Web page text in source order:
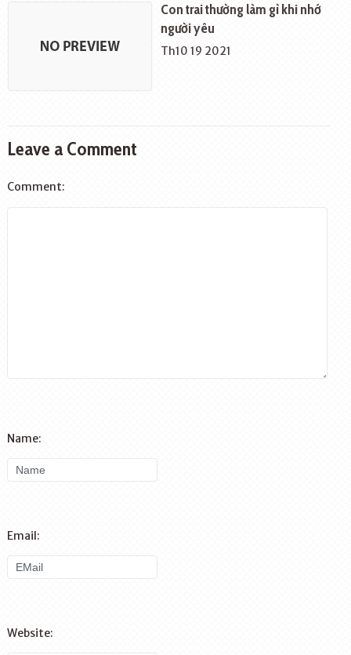
Con trai thường làm gì khi nhớ
người yêu
Th10 19 2021
Leave a Comment
Comment:
Name:
Email:
Website: